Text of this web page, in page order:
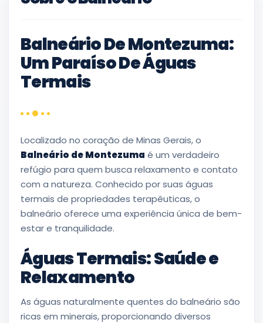
Balneário De Montezuma:
Um Paraíso De Águas
Termais
Localizado no coração de Minas Gerais, o
Balneário de Montezuma é um verdadeiro
refúgio para quem busca relaxamento e contato
com a natureza. Conhecido por suas águas
termais de propriedades terapêuticas, o
balneário oferece uma experiência única de bem-
estar e tranquilidade.
Águas Termais: Saúde e
Relaxamento
As águas naturalmente quentes do balneário são
ricas em minerais, proporcionando diversos